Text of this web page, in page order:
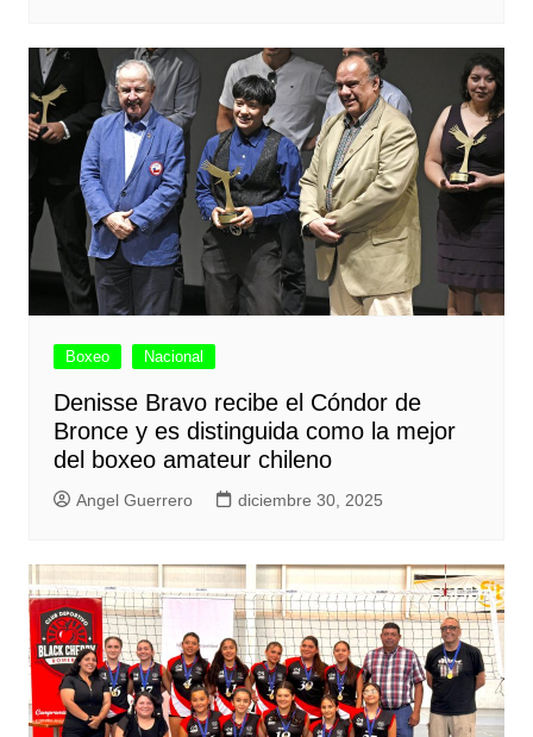
Boxeo Nacional
Denisse Bravo recibe el Cóndor de
Bronce y es distinguida como la mejor
del boxeo amateur chileno
Angel Guerrero diciembre 30, 2025